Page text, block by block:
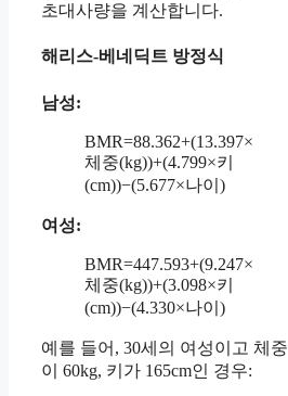
초대사량을 계산합니다.
해리스-베네딕트 방정식
남성:
BMR=88.362+(13.397×
체중(kg))+(4.799×키
(cm))−(5.677×나이)
여성:
BMR=447.593+(9.247×
체중(kg))+(3.098×키
(cm))−(4.330×나이)
예를 들어, 30세의 여성이고 체중
이 60kg, 키가 165cm인 경우: